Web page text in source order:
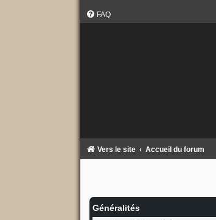
FAQ
Vers le site Accueil du forum
Généralités